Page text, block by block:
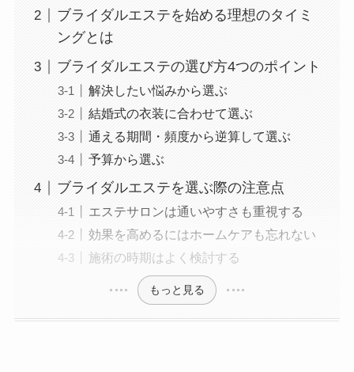
ブライダルエステを始める理想のタイミ
ングとは
ブライダルエステの選び方4つのポイント
解決したい悩みから選ぶ
結婚式の衣装に合わせて選ぶ
通える期間・頻度から逆算して選ぶ
予算から選ぶ
ブライダルエステを選ぶ際の注意点
エステサロンは通いやすさも重視する
効果を高めるにはホームケアも忘れない
施術の時期はよく検討する
もっと見る